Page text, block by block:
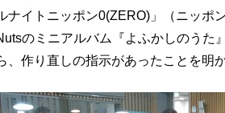
ナイトニッポン0(ZERO)」（ニッポ
のミニアルバム『よふかしのうた
、作り直しの指示があったことを明か